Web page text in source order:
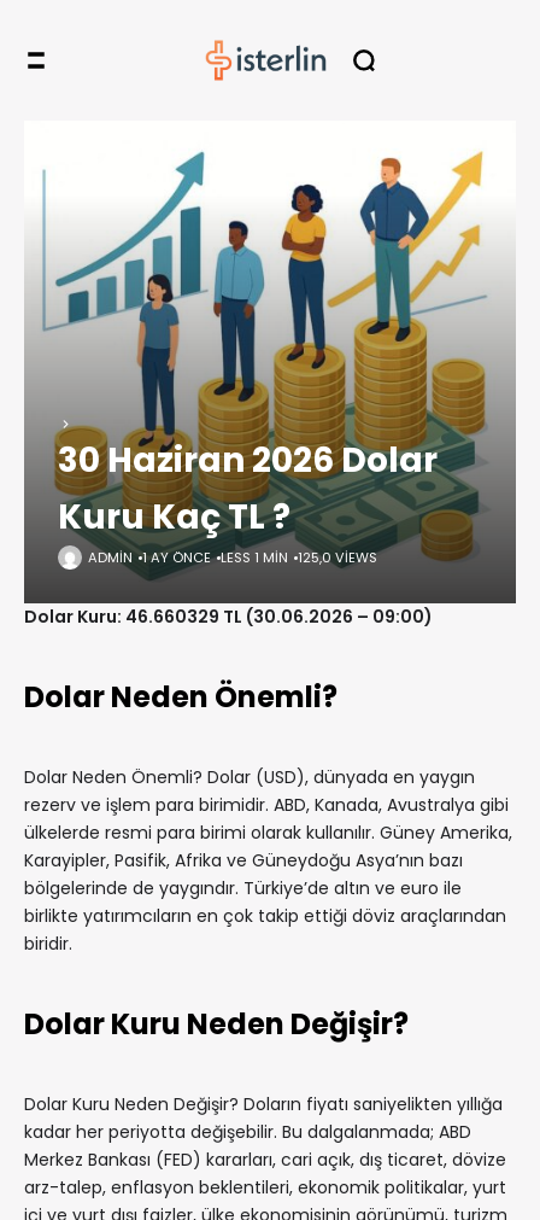
30 Haziran 2026 Dolar
Kuru Kaç TL ?
ADMIN 1 AY ÖNCE LESS 1 MIN 125,0 VIEWS
Dolar Kuru: 46.660329 TL (30.06.2026 – 09:00)
Dolar Neden Önemli?
Dolar Neden Önemli? Dolar (USD), dünyada en yaygın
rezerv ve işlem para birimidir. ABD, Kanada, Avustralya gibi
ülkelerde resmi para birimi olarak kullanılır. Güney Amerika,
Karayipler, Pasifik, Afrika ve Güneydoğu Asya’nın bazı
bölgelerinde de yaygındır. Türkiye’de altın ve euro ile
birlikte yatırımcıların en çok takip ettiği döviz araçlarından
biridir.
Dolar Kuru Neden Değişir?
Dolar Kuru Neden Değişir? Doların fiyatı saniyelikten yıllığa
kadar her periyotta değişebilir. Bu dalgalanmada; ABD
Merkez Bankası (FED) kararları, cari açık, dış ticaret, dövize
arz-talep, enflasyon beklentileri, ekonomik politikalar, yurt
içi ve yurt dışı faizler, ülke ekonomisinin görünümü, turizm